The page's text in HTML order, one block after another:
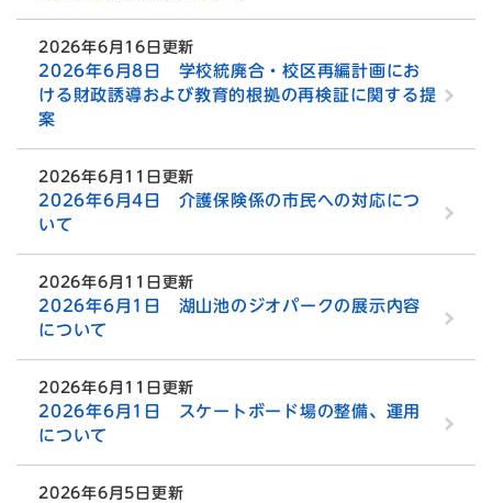
2026年6月16日更新
2026年6月8日 学校統廃合・校区再編計画にお
ける財政誘導および教育的根拠の再検証に関する提
案
2026年6月11日更新
2026年6月4日 介護保険係の市民への対応につ
いて
2026年6月11日更新
2026年6月1日 湖山池のジオパークの展示内容
について
2026年6月11日更新
2026年6月1日 スケートボード場の整備、運用
について
2026年6月5日更新